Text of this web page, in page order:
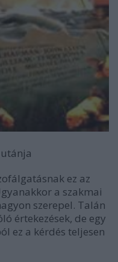
ez az
a szakmai
szerepel. Talán
értekezések, de egy
ez a kérdés teljesen